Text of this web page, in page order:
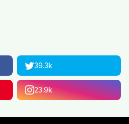
39.3k
23.9k